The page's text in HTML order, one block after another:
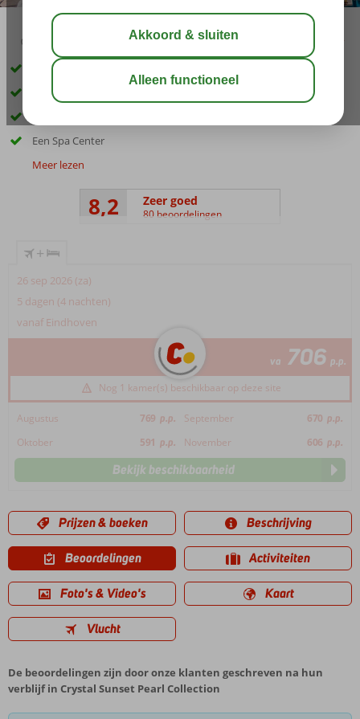
03:45 aug 33°C
Gratis shuttle naar het privé strand
Aquapark met glijbanen
Een Spa Center
Meer lezen
8,2 Zeer goed
80 beoordelingen
+
26 sep 2026 (za)
5 dagen (4 nachten)
vanaf Eindhoven
va 706 p.p.
Nog 1 kamer(s) beschikbaar op deze site
Augustus 769 p.p. September 670 p.p.
Oktober
591 p.p. November 606 p.p.
Bekijk beschikbaarheid
Prijzen & boeken Beschrijving
Beoordelingen Activiteiten
Foto's & Video's Kaart
Vlucht
De beoordelingen zijn door onze klanten geschreven na hun
verblijf in Crystal Sunset Pearl Collection